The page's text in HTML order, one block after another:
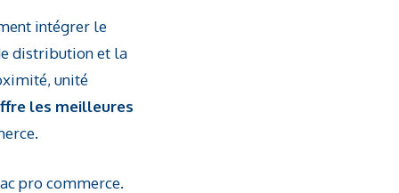
intégrer le
distribution et la
unité
les meilleures
pro commerce.